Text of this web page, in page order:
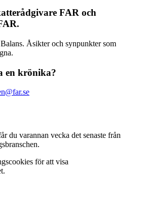
FAR och
Åsikter och synpunkter som
en krönika?
du varannan vecka det senaste från
för att visa